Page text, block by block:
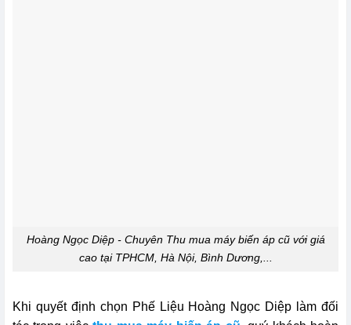
Hoàng Ngọc Diệp - Chuyên Thu mua máy biến áp cũ với giá
cao tại TPHCM, Hà Nội, Bình Dương,...
Khi quyết định chọn Phế Liệu Hoàng Ngọc Diệp làm đối